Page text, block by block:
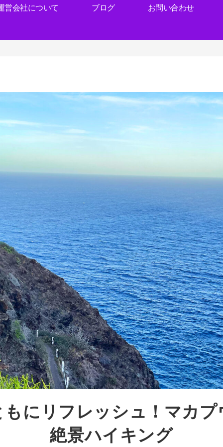
営会社について ブログ お問い合わせ
もにリフレッシュ！マカプ
絶景ハイキング